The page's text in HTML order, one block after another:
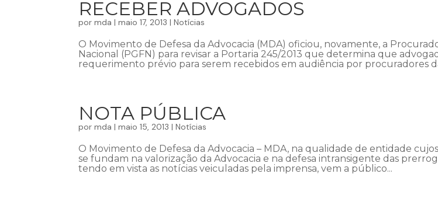
RECEBER ADVOGADOS
pormda |maio 17, 2013 |Notícias
O Movimento de Defesa da Advocacia (MDA) oficiou, novamente, a
Nacional (PGFN) para revisar a Portaria 245/2013 que determina que
requerimento prévio para serem recebidos em audiência por procuradores
NOTA PÚBLICA
pormda |maio 15, 2013 |Notícias
O Movimento de Defesa da Advocacia – MDA, na qualidade de entidade
se fundam na valorização da Advocacia e na defesa intransigente das
tendo em vista as notícias veiculadas pela imprensa, vem a público...